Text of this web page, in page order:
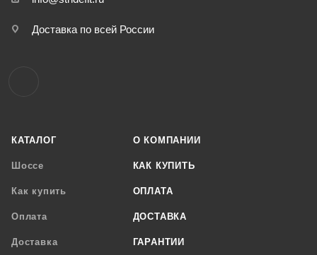
КАТАЛОГ
Шоссе
Как купить
Оплата
Доставка
О КОМПАНИИ
КАК КУПИТЬ
ОПЛАТА
ДОСТАВКА
ГАРАНТИИ
Доставка по всей России